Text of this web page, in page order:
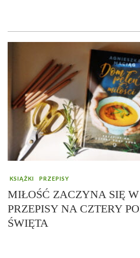
KSIĄŻKI PRZEPISY
MIŁOŚĆ ZACZYNA SIĘ
PRZEPISY NA CZTERY
ŚWIĘTA